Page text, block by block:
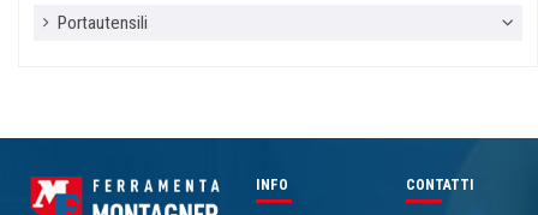
Portautensili
INFO CONTATTI